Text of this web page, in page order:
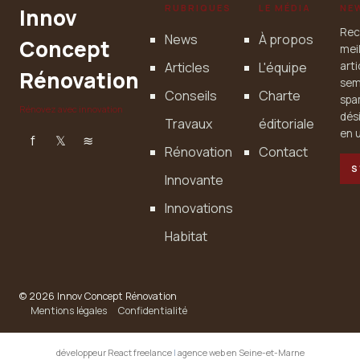
Innov
Concept
Rénovation
Rénovez avec innovation
f 𝕏 ≋
RUBRIQUES
News
Articles
Conseils
Travaux
Rénovation
Innovante
Innovations
Habitat
LE MÉDIA
À propos
L'équipe
Charte
éditoriale
Contact
en
© 2026 Innov Concept Rénovation
Mentions légales
Confidentialité
développeur React freelance| agence web en Seine-et-Marne